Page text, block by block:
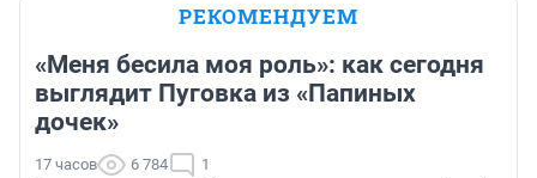
РЕКОМЕНДУЕМ
«Меня бесила моя роль»: как сегодня
выглядит Пуговка из «Папиных
дочек»
17 часов 6 784 1